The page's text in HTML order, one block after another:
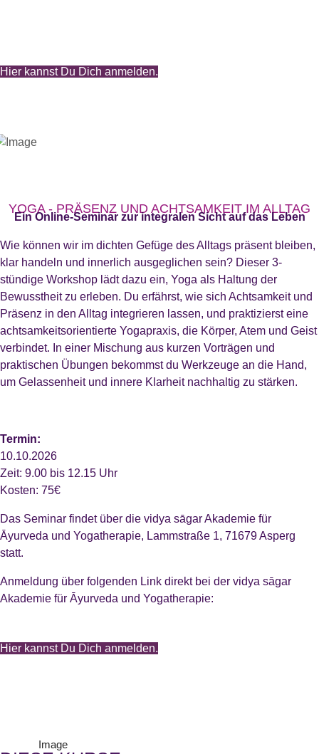
Hier kannst Du Dich anmelden.
YOGA - PRÄSENZ UND ACHTSAMKEIT IM ALLTAG
Ein Online-Seminar zur integralen Sicht auf das Leben
Wie können wir im dichten Gefüge des Alltags präsent bleiben,
klar handeln und innerlich ausgeglichen sein? Dieser 3-
stündige Workshop lädt dazu ein, Yoga als Haltung der
Bewusstheit zu erleben. Du erfährst, wie sich Achtsamkeit und
Präsenz in den Alltag integrieren lassen, und praktizierst eine
achtsamkeitsorientierte Yogapraxis, die Körper, Atem und Geist
verbindet. In einer Mischung aus kurzen Vorträgen und
praktischen Übungen bekommst du Werkzeuge an die Hand,
um Gelassenheit und innere Klarheit nachhaltig zu stärken.
Termin:
10.10.2026
Zeit: 9.00 bis 12.15 Uhr
Kosten: 75€
Das Seminar findet über die vidya sāgar Akademie für
Āyurveda und Yogatherapie, Lammstraße 1, 71679 Asperg
statt.
Anmeldung über folgenden Link direkt bei der vidya sāgar
Akademie für Āyurveda und Yogatherapie:
Hier kannst Du Dich anmelden.